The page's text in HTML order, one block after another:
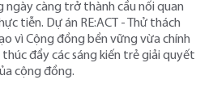
ngày càng trở thành cầu nối quan
tiễn. Dự án RE:ACT - Thử thách
vì Cộng đồng bền vững vừa chính
đẩy các sáng kiến trẻ giải quyết
cộng đồng.